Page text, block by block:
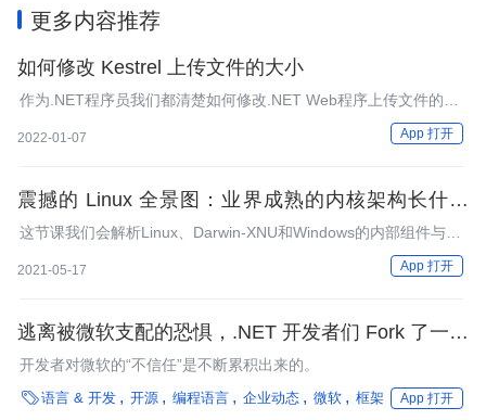
更多内容推荐
如何修改 Kestrel 上传文件的大小
作为.NET程序员我们都清楚如何修改.NET Web程序上传文件的大
小，但是我最近在做.NET Core 项目的时候发现我不清楚如何修改
Kestrel上传文件的大小，经过翻阅微软官方文档我成功实现了修改
默认 bo
2022-01-07 App 打开
震撼的 Linux 全景图：业界成熟的内核架构长什么
样？
这节课我们会解析Linux、Darwin-XNU和Windows的内部组件与结
2021-05-17 App 打开
逃离被微软支配的恐惧，.NET 开发者们 Fork 了一个
开源分支
开发者对微软的“不信任”是不断累积出来的。
语言 & 开发 开源 编程语言 企业动态 微软 框架 App 打开